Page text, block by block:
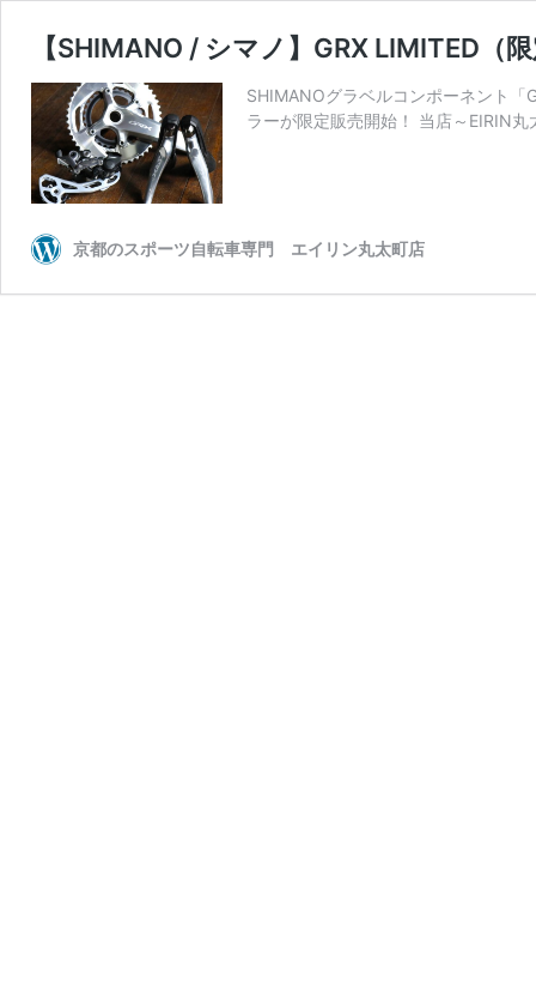
【SHIMANO / シマノ】GRX LIMITED（
SHIMANOグラベルコンポーネント「
ラーが限定販売開始！ 当店～EIRIN
京都のスポーツ自転車専門 エイリン丸太町店